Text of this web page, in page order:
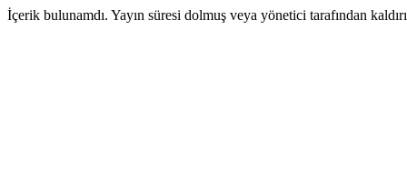
İçerik bulunamdı. Yayın süresi dolmuş veya yönetici tarafından